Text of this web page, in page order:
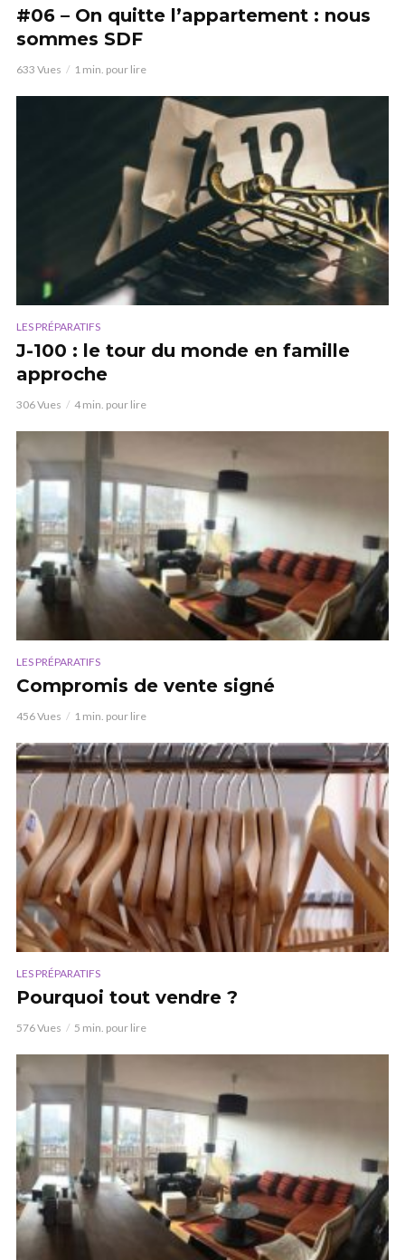
#06 – On quitte l’appartement : nous
sommes SDF
633 Vues 1 min. pour lire
LES PRÉPARATIFS
J-100 : le tour du monde en famille
approche
306 Vues 4 min. pour lire
LES PRÉPARATIFS
Compromis de vente signé
456 Vues 1 min. pour lire
LES PRÉPARATIFS
Pourquoi tout vendre ?
576 Vues 5 min. pour lire